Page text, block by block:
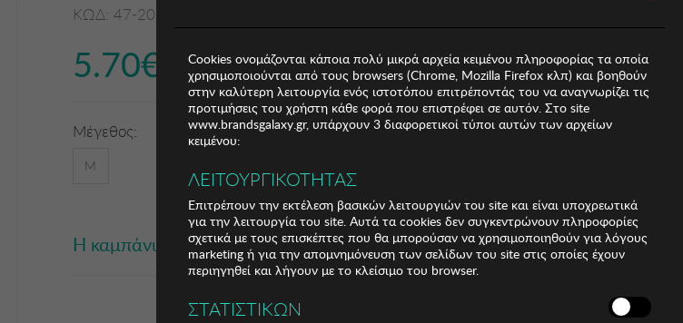
ΚΩΔ: 47-206-038014
5.70€
Μέγεθος:
M
Η καμπάνια έχει λήξει
Cookies ονομάζονται κάποια πολύ μικρά αρχεία κειμένου πληροφορίας τα οποία
χρησιμοποιούνται από τους browsers (Chrome, Mozilla Firefox κλπ) και βοηθούν
στην καλύτερη λειτουργία ενός ιστοτόπου επιτρέποντάς του να αναγνωρίζει τις
προτιμήσεις του χρήστη κάθε φορά που επιστρέφει σε αυτόν. Στο site
www.brandsgalaxy.gr, υπάρχουν 3 διαφορετικοί τύποι αυτών των αρχείων
κειμένου:
ΛΕΙΤΟΥΡΓΙΚΟΤΗΤΑΣ
Επιτρέπουν την εκτέλεση βασικών λειτουργιών του site και είναι υποχρεωτικά
για την λειτουργία του site. Αυτά τα cookies δεν συγκεντρώνουν πληροφορίες
σχετικά με τους επισκέπτες που θα μπορούσαν να χρησιμοποιηθούν για λόγους
marketing ή για την απομνημόνευση των σελίδων του site στις οποίες έχουν
περιηγηθεί και λήγουν με το κλείσιμο του browser.
ΣΤΑΤΙΣΤΙΚΩΝ